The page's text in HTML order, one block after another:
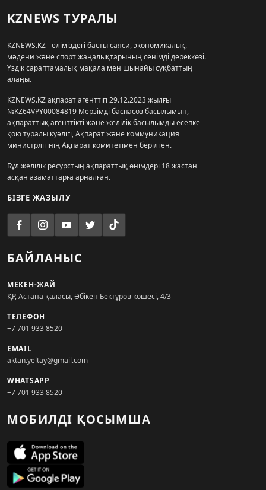
KZNEWS ТУРАЛЫ
KZNEWS.KZ - еліміздегі басты саяси, экономикалық,
мәдени және спорт жаңалықтарының сенімді дереккөзі.
Үздік сараптамалық мақала мен шынайы сұқбаттың
алаңы.
KZNEWS.KZ ақпарат агенттігі 29.12.2023 жылғы
№KZ64VPY00084819 Мерзімді баспасөз басылымын,
ақпараттық агенттікті және желілік басылымды есепке
қою туралы куәлігі, Ақпарат және коммуникация
министрлігінің Ақпарат комитетімен берілген.
Бұл желілік ресурстың ақпараттық өнімдері 18 жастан
асқан азаматтарға арналған.
БІЗГЕ ЖАЗЫЛУ
БАЙЛАНЫС
МЕКЕН-ЖАЙ
ҚР, Астана қаласы, Әбікен Бектұров көшесі, 4/3
ТЕЛЕФОН
+7 701 933 8520
EMAIL
aktan.yeltay@gmail.com
WHATSAPP
+7 701 933 8520
МОБИЛДІ ҚОСЫМША